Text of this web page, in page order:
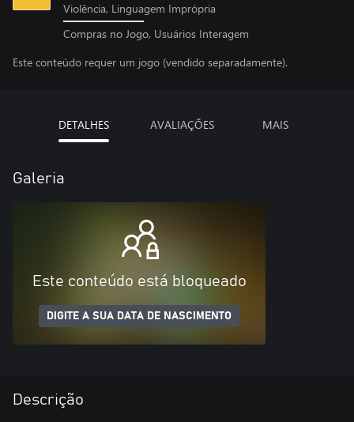
Violência, Linguagem Imprópria
Compras no Jogo, Usuários Interagem
Este conteúdo requer um jogo (vendido separadamente).
DETALHES AVALIAÇÕES MAIS
Galeria
Este conteúdo está bloqueado
DIGITE A SUA DATA DE NASCIMENTO
Descrição